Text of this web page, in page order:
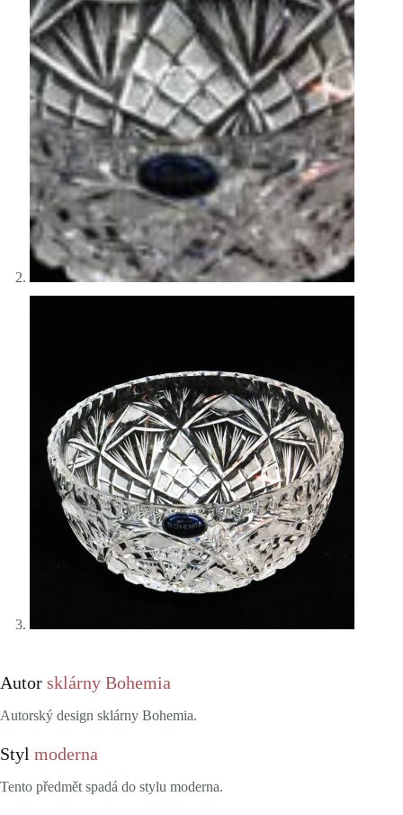
Autor sklárny Bohemia
Autorský design sklárny Bohemia.
Styl moderna
Tento předmět spadá do stylu moderna.